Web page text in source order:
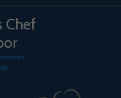
Chef